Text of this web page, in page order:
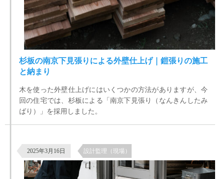
杉板の南京下見張りによる外壁仕上げ｜鎧張りの施工
と納まり
木を使った外壁仕上げにはいくつかの方法がありますが、今
回の住宅では、杉板による「南京下見張り（なんきんしたみ
ばり）」を採用しました。
2025年3月16日 設計監理（現場）